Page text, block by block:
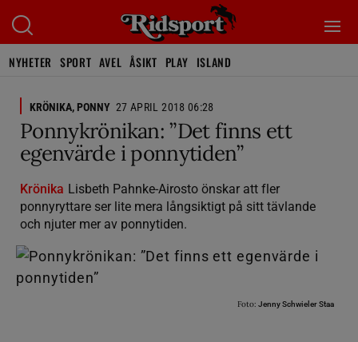
NYHETER SPORT AVEL ÅSIKT PLAY ISLAND
KRÖNIKA, PONNY 27 APRIL 2018 06:28
Ponnykrönikan: ”Det finns ett
egenvärde i ponnytiden”
Krönika Lisbeth Pahnke-Airosto önskar att fler
ponnyryttare ser lite mera långsiktigt på sitt tävlande
och njuter mer av ponnytiden.
Foto: Jenny Schwieler Staa